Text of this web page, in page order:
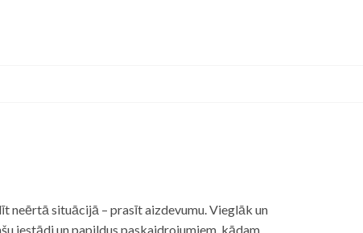
neērtā situācijā – prasīt aizdevumu. Vieglāk un
iestādi un papildus paskaidrojumiem, kādam